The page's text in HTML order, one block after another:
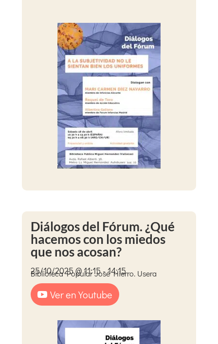
Diálogos del Fórum. ¿Qué
hacemos con los miedos
que nos acosan?
25/10/2025 @ 11:15 - 14:15
Biblioteca Popular José Hierro. Usera
Ver en Youtube